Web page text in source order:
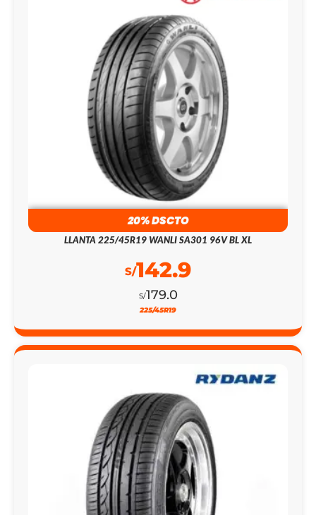
20% DSCTO
LLANTA 225/45R19 WANLI SA301 96V BL XL
S/179.0
S/142.9
225/45R19